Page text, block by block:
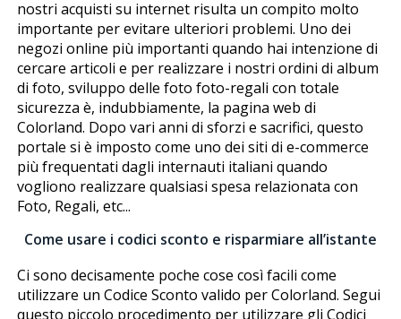
nostri acquisti su internet risulta un compito molto
importante per evitare ulteriori problemi. Uno dei
negozi online più importanti quando hai intenzione di
cercare articoli e per realizzare i nostri ordini di album
di foto, sviluppo delle foto foto-regali con totale
sicurezza è, indubbiamente, la pagina web di
Colorland. Dopo vari anni di sforzi e sacrifici, questo
portale si è imposto come uno dei siti di e-commerce
più frequentati dagli internauti italiani quando
vogliono realizzare qualsiasi spesa relazionata con
Foto, Regali, etc...
Come usare i codici sconto e risparmiare all’istante
Ci sono decisamente poche cose così facili come
utilizzare un Codice Sconto valido per Colorland. Segui
questo piccolo procedimento per utilizzare gli Codici